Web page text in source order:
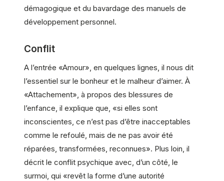
démagogique et du bavardage des manuels de
développement personnel.
Conflit
A l’entrée «Amour», en quelques lignes, il nous dit
l’essentiel sur le bonheur et le malheur d’aimer. À
«Attachement», à propos des blessures de
l’enfance, il explique que, «si elles sont
inconscientes, ce n’est pas d’être inacceptables
comme le refoulé, mais de ne pas avoir été
réparées, transformées, reconnues». Plus loin, il
décrit le conflit psychique avec, d’un côté, le
surmoi, qui «revêt la forme d’une autorité